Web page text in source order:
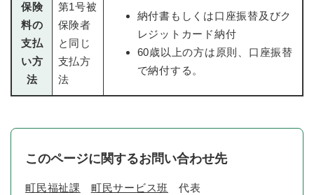
保険
料の
支払
い方
法
第1号被
保険者
と同じ
支払方
法
納付書もしくは口座振替及びク
レジットカード納付
60歳以上の方は原則、口座振替
で納付する。
このページに関するお問い合わせ先
町民福祉課 町民サービス班 代表